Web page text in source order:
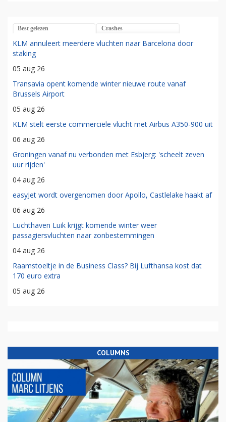
Best gelezen Crashes
KLM annuleert meerdere vluchten naar Barcelona door
staking
05 aug 26
Transavia opent komende winter nieuwe route vanaf
Brussels Airport
05 aug 26
KLM stelt eerste commerciële vlucht met Airbus A350-900 uit
06 aug 26
Groningen vanaf nu verbonden met Esbjerg: 'scheelt zeven
uur rijden'
04 aug 26
easyJet wordt overgenomen door Apollo, Castlelake haakt af
06 aug 26
Luchthaven Luik krijgt komende winter weer
passagiersvluchten naar zonbestemmingen
04 aug 26
Raamstoeltje in de Business Class? Bij Lufthansa kost dat
170 euro extra
05 aug 26
COLUMNS